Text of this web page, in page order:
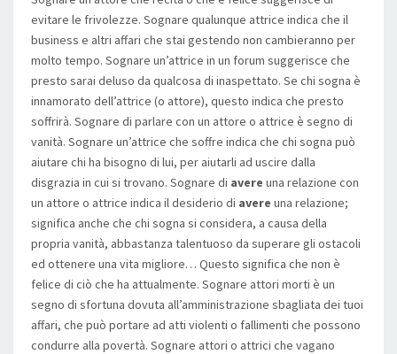
evitare le frivolezze. Sognare qualunque attrice indica che il
business e altri affari che stai gestendo non cambieranno per
molto tempo. Sognare un’attrice in un forum suggerisce che
presto sarai deluso da qualcosa di inaspettato. Se chi sogna è
innamorato dell’attrice (o attore), questo indica che presto
soffrirà. Sognare di parlare con un attore o attrice è segno di
vanità. Sognare un’attrice che soffre indica che chi sogna può
aiutare chi ha bisogno di lui, per aiutarli ad uscire dalla
disgrazia in cui si trovano. Sognare di avere una relazione con
un attore o attrice indica il desiderio di avere una relazione;
significa anche che chi sogna si considera, a causa della
propria vanità, abbastanza talentuoso da superare gli ostacoli
ed ottenere una vita migliore… Questo significa che non è
felice di ciò che ha attualmente. Sognare attori morti è un
segno di sfortuna dovuta all’amministrazione sbagliata dei tuoi
affari, che può portare ad atti violenti o fallimenti che possono
condurre alla povertà. Sognare attori o attrici che vagano